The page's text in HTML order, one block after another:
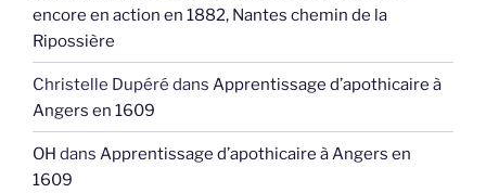
encore en action en 1882, Nantes chemin de la
Ripossière
Christelle Dupéré dans Apprentissage d’apothicaire à
Angers en 1609
OH dans Apprentissage d’apothicaire à Angers en
1609